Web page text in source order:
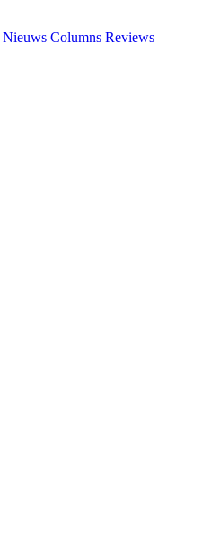
Nieuws Columns Reviews